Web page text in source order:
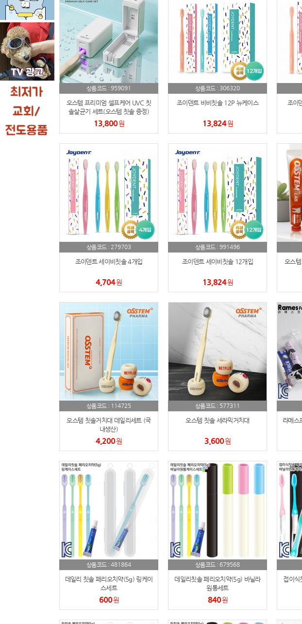
11 usb
12 보조배터리
13 송월타올
14 에코백
15 AP-100025
17 AP-100050
19 스테들러
20 구급
21 물티슈
티슈
23 손톱
24
25 AP-100071
보냉
28 AP-100150
29 AP-100084
AP-100106
2 AP-100062
4 수건
7 여행
8 텀블러
9
상품코드 : 959091
오스템 프리미엄 셀프케어 UVC 칫
솔살균기 세트(오스템 칫솔 증정)
13,800원
상품코드 : 306320
조이덴트 비비칫솔 12P 뉴케이스
13,824원
조이
상품코드 : 279703
조이덴트 세이비칫솔 4개입
4,704원
상품코드 : 991496
조이덴트 세이비칫솔 12개입
13,824원
오스
상품코드 : 114725
오스템 칫솔거치대 데일리세트 (국
내생산)
4,200원
상품코드 : 577311
오스템 칫솔 세라믹거치대
3,600원
라메스
상품코드 : 481864
데일리 칫솔 페리오치약(5g) 링케이
스세트
600원
상품코드 : 679568
데일리칫솔 페리오치약(5g) 바닐라
원통세트
840원
접이식